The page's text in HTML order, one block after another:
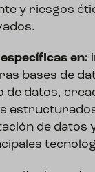
y riesgos
en:
bases de
de datos,
de datos